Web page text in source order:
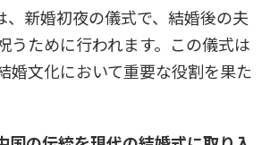
、新婚初夜の儀式で、結婚後の夫
うために行われます。この儀式は
婚文化において重要な役割を果た